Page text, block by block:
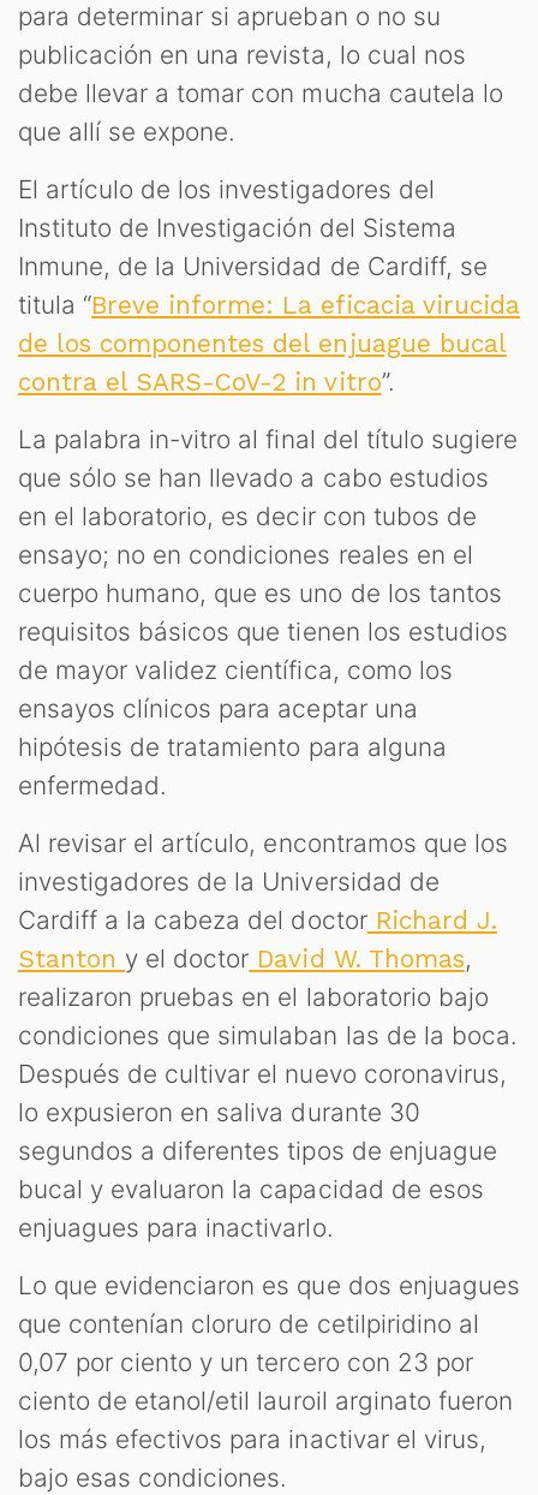
para determinar si aprueban o no su
publicación en una revista, lo cual nos
debe llevar a tomar con mucha cautela lo
que allí se expone.
El artículo de los investigadores del
Instituto de Investigación del Sistema
Inmune, de la Universidad de Cardiff, se
titula “Breve informe: La eficacia virucida
de los componentes del enjuague bucal
contra el SARS-CoV-2 in vitro”.
La palabra in-vitro al final del título sugiere
que sólo se han llevado a cabo estudios
en el laboratorio, es decir con tubos de
ensayo; no en condiciones reales en el
cuerpo humano, que es uno de los tantos
requisitos básicos que tienen los estudios
de mayor validez científica, como los
ensayos clínicos para aceptar una
hipótesis de tratamiento para alguna
enfermedad.
Al revisar el artículo, encontramos que los
investigadores de la Universidad de
Cardiff a la cabeza del doctorRichard J.
Stanton y el doctor David W. Thomas,
realizaron pruebas en el laboratorio bajo
condiciones que simulaban las de la boca.
Después de cultivar el nuevo coronavirus,
lo expusieron en saliva durante 30
segundos a diferentes tipos de enjuague
bucal y evaluaron la capacidad de esos
enjuagues para inactivarlo.
Lo que evidenciaron es que dos enjuagues
que contenían cloruro de cetilpiridino al
0,07 por ciento y un tercero con 23 por
ciento de etanol/etil lauroil arginato fueron
los más efectivos para inactivar el virus,
bajo esas condiciones.